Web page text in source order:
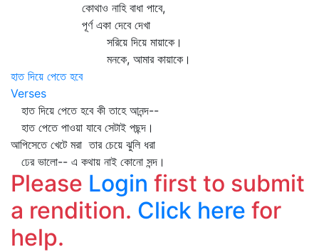
কোথাও নাহি বাধা পাবে,
পূর্ণ একা দেবে দেখা
সরিয়ে দিয়ে মায়াকে।
মনকে, আমার কায়াকে।
হাত দিয়ে পেতে হবে
Verses
হাত দিয়ে পেতে হবে কী তাহে আনন্দ--
হাত পেতে পাওয়া যাবে সেটাই পছন্দ।
আপিসেতে খেটে মরা তার চেয়ে ঝুলি ধরা
ঢের ভালো-- এ কথায় নাই কোনো সন্দ।
Please Login first to submit
a rendition. Click here for
help.